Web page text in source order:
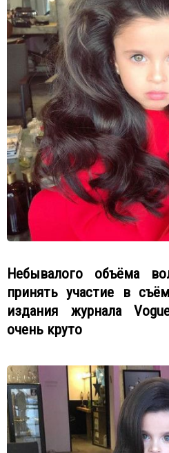
Небывалого объёма
принять участие в
издания журнала
очень круто